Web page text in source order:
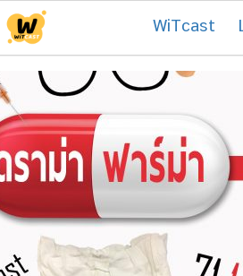
WiTcast
โครงการประเมินเทคโนโล